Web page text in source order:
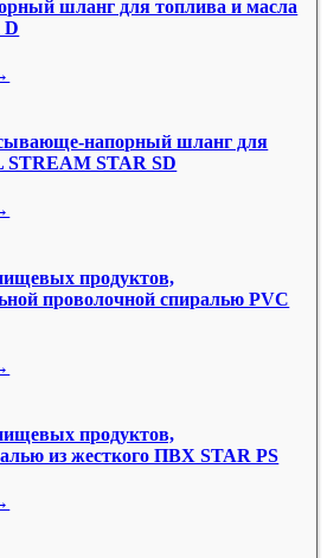
шланг для топлива и масла
D
напорный шланг для
STREAM STAR SD
продуктов,
проволочной спиралью PVC
продуктов,
из жесткого ПВХ STAR PS